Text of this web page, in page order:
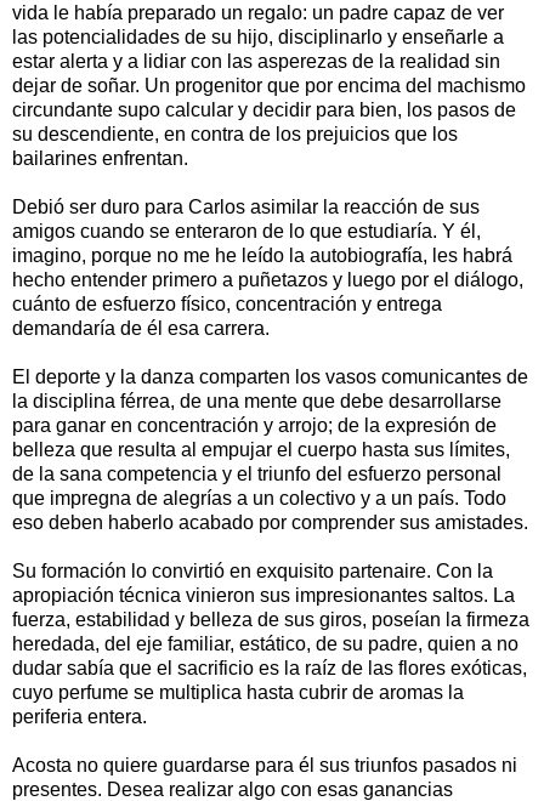
vida le había preparado un regalo: un padre capaz de ver
las potencialidades de su hijo, disciplinarlo y enseñarle a
estar alerta y a lidiar con las asperezas de la realidad sin
dejar de soñar. Un progenitor que por encima del machismo
circundante supo calcular y decidir para bien, los pasos de
su descendiente, en contra de los prejuicios que los
bailarines enfrentan.
Debió ser duro para Carlos asimilar la reacción de sus
amigos cuando se enteraron de lo que estudiaría. Y él,
imagino, porque no me he leído la autobiografía, les habrá
hecho entender primero a puñetazos y luego por el diálogo,
cuánto de esfuerzo físico, concentración y entrega
demandaría de él esa carrera.
El deporte y la danza comparten los vasos comunicantes de
la disciplina férrea, de una mente que debe desarrollarse
para ganar en concentración y arrojo; de la expresión de
belleza que resulta al empujar el cuerpo hasta sus límites,
de la sana competencia y el triunfo del esfuerzo personal
que impregna de alegrías a un colectivo y a un país. Todo
eso deben haberlo acabado por comprender sus amistades.
Su formación lo convirtió en exquisito partenaire. Con la
apropiación técnica vinieron sus impresionantes saltos. La
fuerza, estabilidad y belleza de sus giros, poseían la firmeza
heredada, del eje familiar, estático, de su padre, quien a no
dudar sabía que el sacrificio es la raíz de las flores exóticas,
cuyo perfume se multiplica hasta cubrir de aromas la
periferia entera.
Acosta no quiere guardarse para él sus triunfos pasados ni
presentes. Desea realizar algo con esas ganancias